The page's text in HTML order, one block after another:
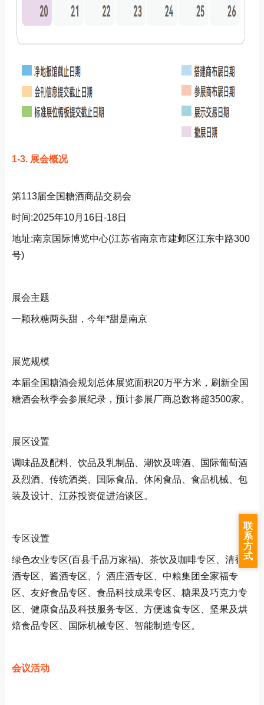
1-3. 展会概况
第113届全国糖酒商品交易会
时间:2025年10月16日-18日
地址:南京国际博览中心(江苏省南京市建邺区江东中路300
号)
展会主题
一颗秋糖两头甜，今年*甜是南京
展览规模
本届全国糖酒会规划总体展览面积20万平方米，刷新全国
糖酒会秋季会参展纪录，预计参展厂商总数将超3500家。
展区设置
调味品及配料、饮品及乳制品、潮饮及啤酒、国际葡萄酒
及烈酒、传统酒类、国际食品、休闲食品、食品机械、包
装及设计、江苏投资促进治谈区。
专区设置
绿色农业专区(百县千品万家福)、茶饮及咖啡专区、清香
酒专区、酱酒专区、氵酒庄酒专区、中粮集团全家福专
区、友好食品专区、食品科技成果专区、糖果及巧克力专
区、健康食品及科技服务专区、方便速食专区、坚果及烘
焙食品专区、国际机械专区、智能制造专区。
会议活动
联
系
方
式